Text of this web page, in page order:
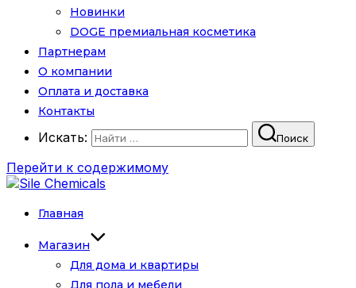
Новинки
DOGE премиальная косметика
Партнерам
О компании
Оплата и доставка
Контакты
Искать: Поиск
Перейти к содержимому
Главная
Магазин
Для дома и квартиры
Для пола и мебели